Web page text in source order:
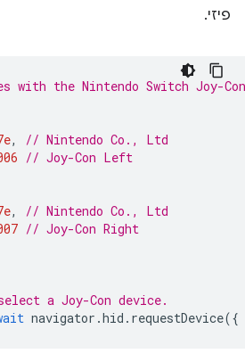
פיזי.
the Nintendo Switch Joy-Con
,
// Nintendo Co., Ltd
// Joy-Con Left
,
// Nintendo Co., Ltd
// Joy-Con Right
a Joy-Con device.
navigator .hid . requestDevice({